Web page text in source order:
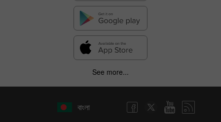
See more...
বাংলা